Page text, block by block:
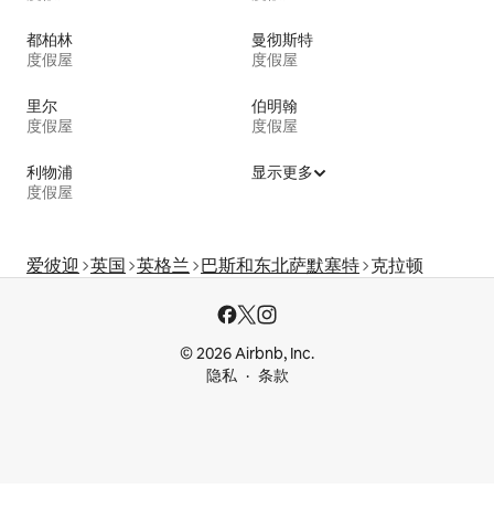
都柏林
度假屋
曼彻斯特
度假屋
里尔
度假屋
伯明翰
度假屋
利物浦
度假屋
显示更多
爱彼迎 英国 英格兰 巴斯和东北萨默塞特 克拉顿
© 2026 Airbnb, Inc.
隐私
条款